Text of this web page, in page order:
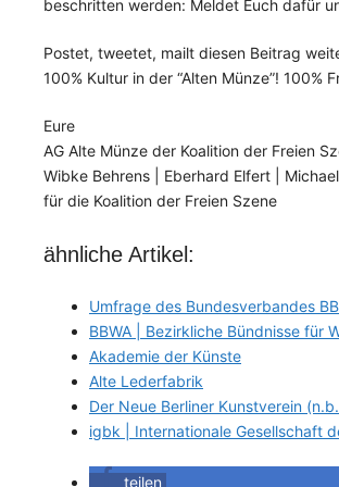
beschritten werden: Meldet Euch dafür
Postet, tweetet, mailt diesen Beitrag
100% Kultur in der “Alten Münze”! 100%
Eure
AG Alte Münze der Koalition der Freien
Wibke Behrens | Eberhard Elfert |
für die Koalition der Freien Szene
ähnliche Artikel:
Umfrage des Bundesverbandes
BBWA | Bezirkliche Bündnisse für
Akademie der Künste
Alte Lederfabrik
Der Neue Berliner Kunstverein
igbk | Internationale Gesellschaft
teilen